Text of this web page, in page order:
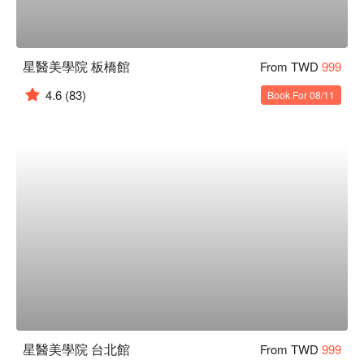
星醫美學院 板橋館 From TWD 999
4.6 (83) Book For 08/11
星醫美學院 台北館 From TWD 999